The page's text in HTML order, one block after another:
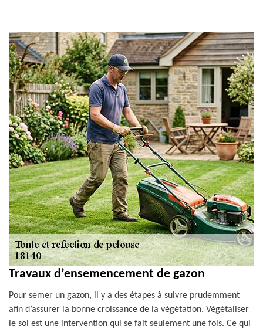
Travaux d’ensemencement de gazon
Pour semer un gazon, il y a des étapes à suivre prudemment
afin d’assurer la bonne croissance de la végétation. Végétaliser
le sol est une intervention qui se fait seulement une fois. Ce qui